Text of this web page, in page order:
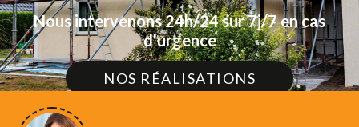
Nous intervenons 24h/24 sur 7j/7 en cas
d'urgence
NOS RÉALISATIONS